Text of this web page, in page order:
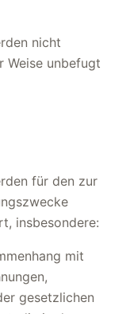
nicht
Weise unbefugt
für den zur
insbesondere:
mit
gesetzlichen